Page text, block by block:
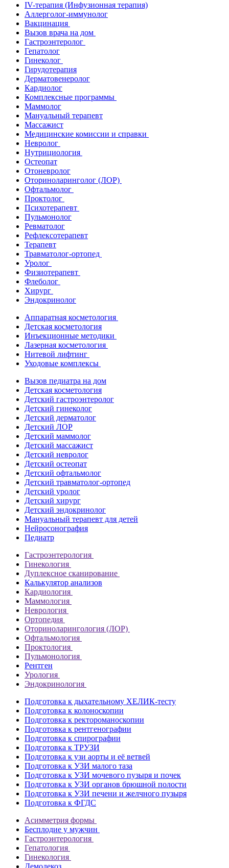
IV-терапия (Инфузионная терапия)
Аллерголог-иммунолог
Вакцинация
Вызов врача на дом
Гастроэнтеролог
Гепатолог
Гинеколог
Гирудотерапия
Дерматовенеролог
Кардиолог
Комплексные программы
Маммолог
Мануальный терапевт
Массажист
Медицинские комиссии и справки
Невролог
Нутрициология
Остеопат
Отоневролог
Оториноларинголог (ЛОР)
Офтальмолог
Проктолог
Психотерапевт
Пульмонолог
Ревматолог
Рефлексотерапевт
Терапевт
Травматолог-ортопед
Уролог
Физиотерапевт
Флеболог
Хирург
Эндокринолог
Аппаратная косметология
Детская косметология
Инъекционные методики
Лазерная косметология
Нитевой лифтинг
Уходовые комплексы
Вызов педиатра на дом
Детская косметология
Детский гастроэнтеролог
Детский гинеколог
Детский дерматолог
Детский ЛОР
Детский маммолог
Детский массажист
Детский невролог
Детский остеопат
Детский офтальмолог
Детский травматолог-ортопед
Детский уролог
Детский хирург
Детский эндокринолог
Мануальный терапевт для детей
Нейросонография
Педиатр
Гастроэнтерология
Гинекология
Дуплексное сканирование
Калькулятор анализов
Кардиология
Маммология
Неврология
Ортопедия
Оториноларингология (ЛОР)
Офтальмология
Проктология
Пульмонология
Рентген
Урология
Эндокринология
Подготовка к дыхательному ХЕЛИК-тесту
Подготовка к колоноскопии
Подготовка к ректороманоскопии
Подготовка к рентгенографии
Подготовка к спирографии
Подготовка к ТРУЗИ
Подготовка к узи аорты и её ветвей
Подготовка к УЗИ малого таза
Подготовка к УЗИ мочевого пузыря и почек
Подготовка к УЗИ органов брюшной полости
Подготовка к УЗИ печени и желчного пузыря
Подготовка к ФГДС
Асимметрия формы
Бесплодие у мужчин
Гастроэнтерология
Гепатология
Гинекология
Демодекоз